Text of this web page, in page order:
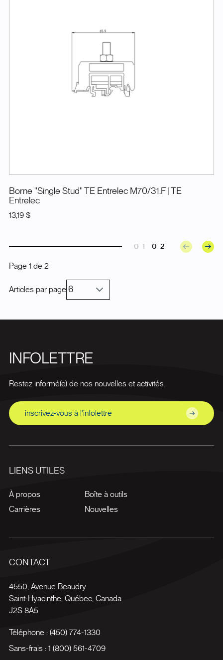
Borne ''Single Stud'' TE Entrelec M70/31.F
| TE
Entrelec
13,19 $
01 02
Page 1 de 2
Articles par page
INFOLETTRE
Restez informé(e) de nos nouvelles et activités.
inscrivez-vous à l'infolettre
LIENS UTILES
À propos
Carrières
Boîte à outils
Nouvelles
CONTACT
4550, Avenue Beaudry
Saint-Hyacinthe Québec, Canada
J2S 8A5
Téléphone : (450) 774-1330
Sans-frais : 1 (800) 561-4709